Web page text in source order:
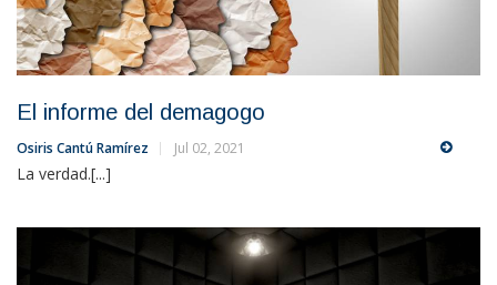
El informe del demagogo
Osiris Cantú Ramírez Jul 02, 2021
La verdad.[...]